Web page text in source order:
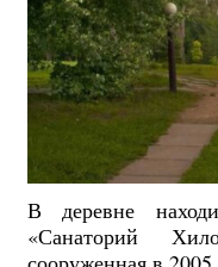
В деревне
«Санаторий